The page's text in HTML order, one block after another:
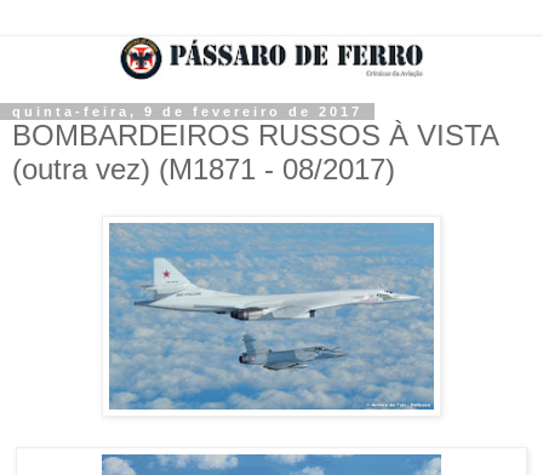
quinta-feira, 9 de fevereiro de 2017
BOMBARDEIROS RUSSOS À VISTA
(outra vez) (M1871 - 08/2017)